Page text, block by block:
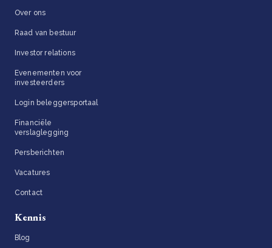
Over ons
Raad van bestuur
Investor relations
Evenementen voor
investeerders
Login beleggersportaal
Financiële
verslaglegging
Persberichten
Vacatures
Contact
Kennis
Blog